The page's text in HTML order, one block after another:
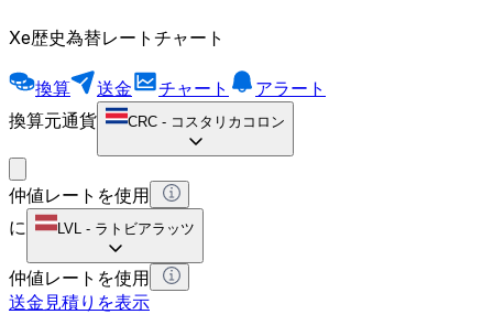
Xe歴史為替レートチャート
換算 送金 チャート
アラート
換算元通貨
CRC - コスタリカコロン
仲値レートを使用
に
LVL - ラトビアラッツ
仲値レートを使用
送金見積りを表示